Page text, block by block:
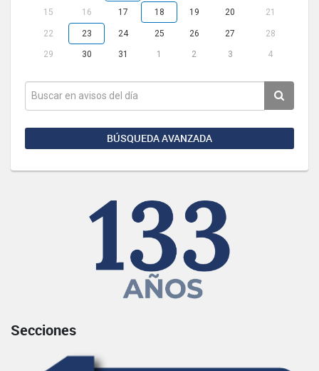
15 16 17 18 19 20 21
22 23 24 25 26 27 28
29 30 31 1 2 3 4
BÚSQUEDA AVANZADA
Secciones